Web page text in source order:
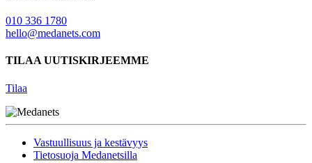
010 336 1780
hello@medanets.com
TILAA UUTISKIRJEEMME
Tilaa
Vastuullisuus ja kestävyys
Tietosuoja Medanetsilla